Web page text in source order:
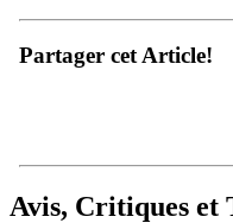
Partager cet Article!
Avis, Critiques et